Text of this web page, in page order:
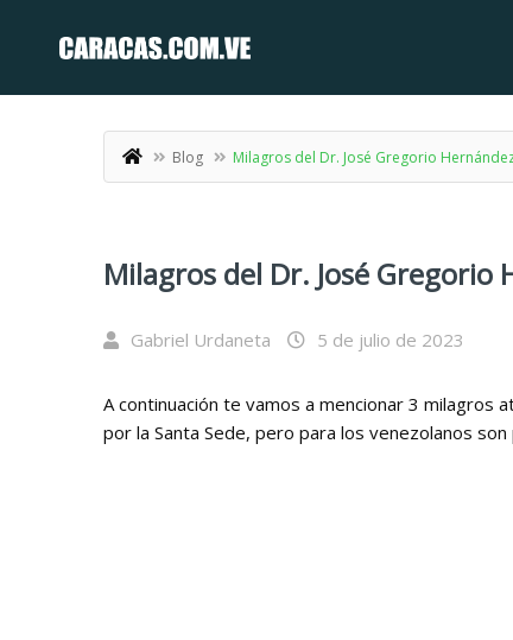
Blog Milagros del Dr. José Gregorio
Milagros del Dr. José Gregorio
Gabriel Urdaneta 5 de julio de 2023
A continuación te vamos a mencionar 3 milagros
por la Santa Sede, pero para los venezolanos